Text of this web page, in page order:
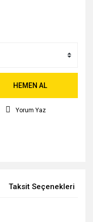
HEMEN AL
Yorum Yaz
Taksit Seçenekleri